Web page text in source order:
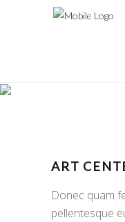
ART
Donec quam
pellentesque